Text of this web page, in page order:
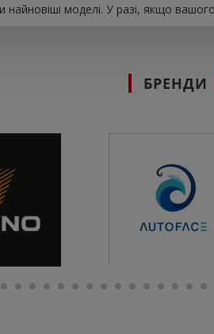
моделі. У разі, якщо
БРЕНДИ